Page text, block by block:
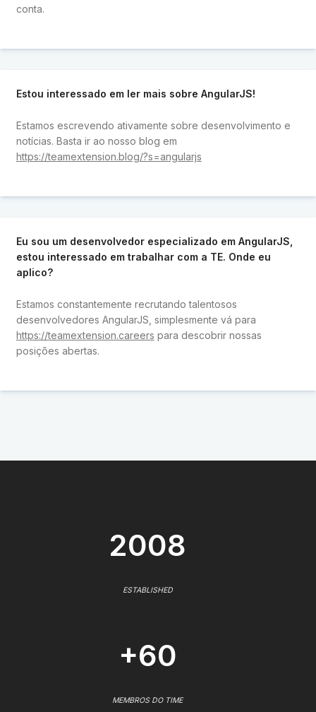
conta.
Estou interessado em ler mais sobre AngularJS!
Estamos escrevendo ativamente sobre desenvolvimento e
notícias. Basta ir ao nosso blog em
https://teamextension.blog/?s=angularjs
Eu sou um desenvolvedor especializado em AngularJS,
estou interessado em trabalhar com a TE. Onde eu
aplico?
Estamos constantemente recrutando talentosos
desenvolvedores AngularJS, simplesmente vá para
https://teamextension.careers para descobrir nossas
posições abertas.
2008
ESTABLISHED
+60
MEMBROS DO TIME